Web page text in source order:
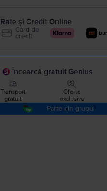
Rate și Credit Online
Card de
credit
Încearcă gratuit Genius
Transport
gratuit
Oferte
exclusive
Parte din grupul